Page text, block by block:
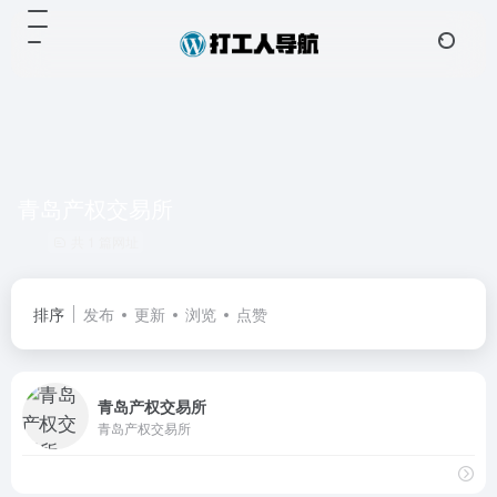
排序 发布 更新 浏览 点赞
青岛产权交易所
青岛产权交易所